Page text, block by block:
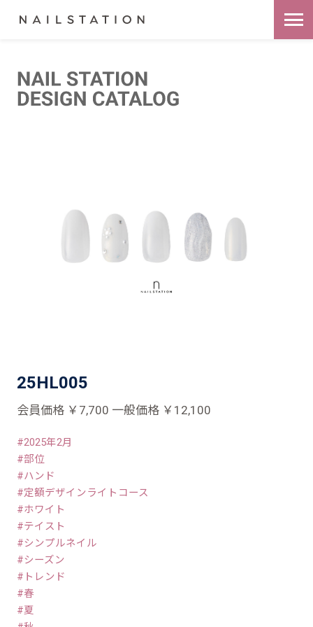
25HL005
会員価格 ￥7,700 一般価格 ￥12,100
2025年2月
部位
ハンド
定額デザインライトコース
ホワイト
テイスト
シンプルネイル
シーズン
トレンド
春
夏